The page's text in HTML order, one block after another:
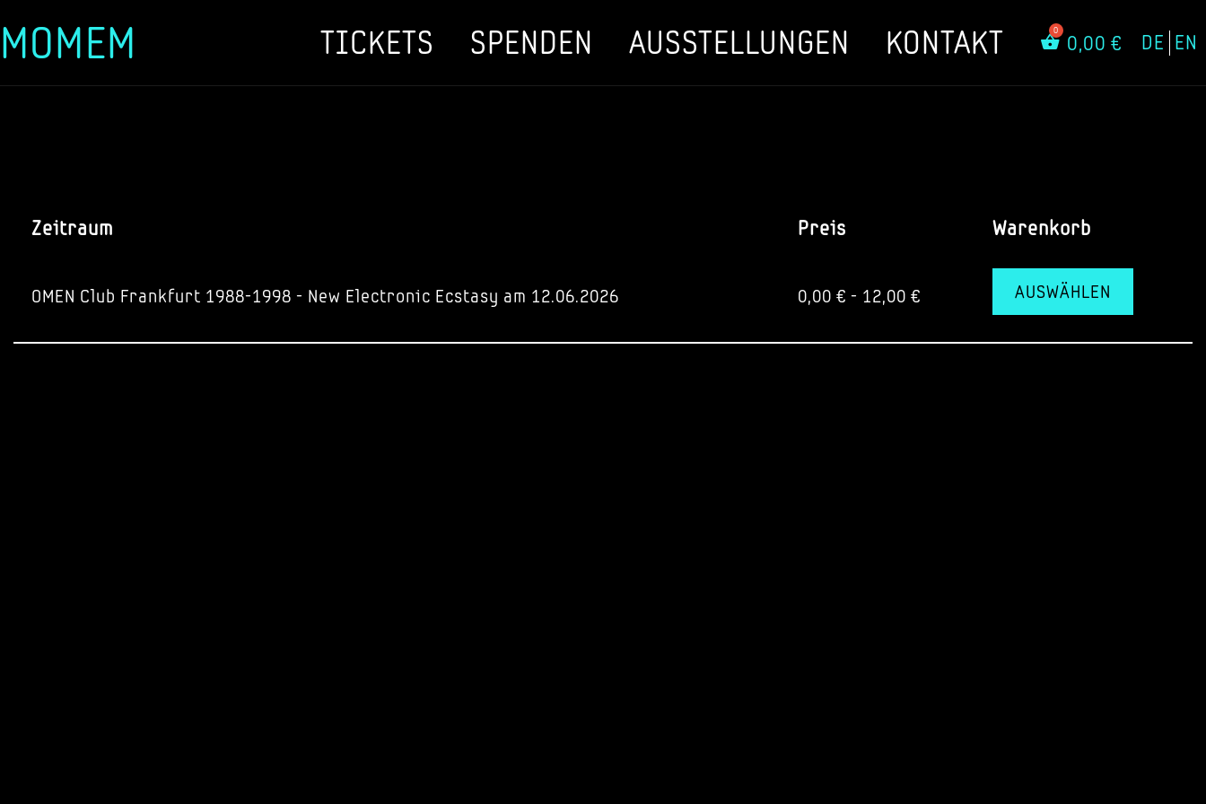
Zum
MOMEM TICKETS SPENDEN AUSSTELLUNGEN KONTAKT 0,00 € DE EN
Zeitraum Preis Warenkorb
OMEN Club Frankfurt 1988-1998 - New Electronic Ecstasy am 12.06.2026 0,00 € - 12,00 € AUSWÄHLEN